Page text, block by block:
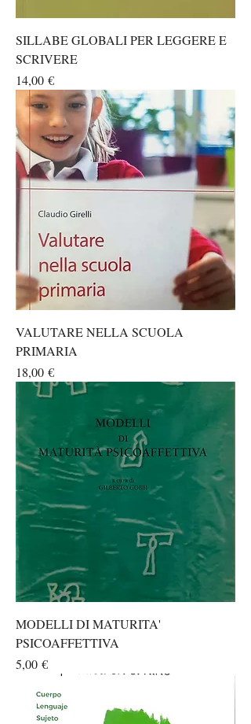
SILLABE GLOBALI PER LEGGERE E
SCRIVERE
Prezzo
14,00 €
VALUTARE NELLA SCUOLA
PRIMARIA
Prezzo
18,00 €
MODELLI DI MATURITA'
PSICOAFFETTIVA
Prezzo
5,00 €